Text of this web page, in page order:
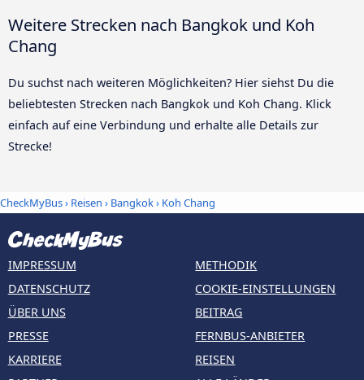
Weitere Strecken nach Bangkok und Koh
Chang
Du suchst nach weiteren Möglichkeiten? Hier siehst Du die
beliebtesten Strecken nach Bangkok und Koh Chang. Klick
einfach auf eine Verbindung und erhalte alle Details zur
Strecke!
CheckMyBus› Reisen › Bangkok› Koh Chang
IMPRESSUM
DATENSCHUTZ
ÜBER UNS
PRESSE
KARRIERE
METHODIK
COOKIE-EINSTELLUNGEN
BEITRAG
FERNBUS-ANBIETER
REISEN